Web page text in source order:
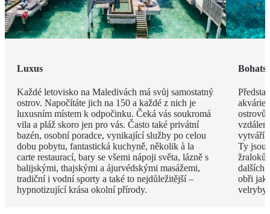
Luxus
Každé letovisko na Maledivách má svůj samostatný
ostrov. Napočítáte jich na 150 a každé z nich je
luxusním místem k odpočinku. Čeká vás soukromá
vila a pláž skoro jen pro vás. Často také privátní
bazén, osobní poradce, vynikající služby po celou
dobu pobytu, fantastická kuchyně, několik à la
carte restaurací, bary se všemi nápoji světa, lázně s
balijskými, thajskými a ájurvédskými masážemi,
tradiční i vodní sporty a také to nejdůležitější –
hypnotizující krása okolní přírody.
ostrovů
vytváří
Ty jsou
dalších
obři
velryby.